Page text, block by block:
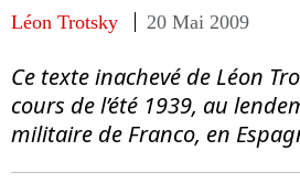
Léon Trotsky 20 Mai 2009
Ce texte inachevé de Léon
cours de l’été 1939, au
militaire de Franco, en